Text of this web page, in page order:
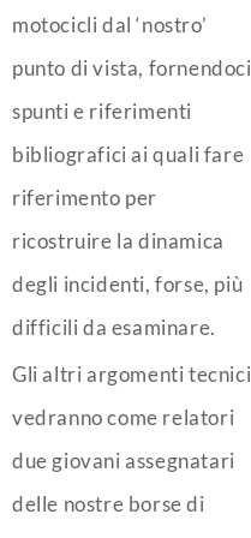
motocicli dal ‘nostro’
punto di vista, fornendoci
spunti e riferimenti
bibliografici ai quali fare
riferimento per
ricostruire la dinamica
degli incidenti, forse, più
difficili da esaminare.
Gli altri argomenti tecnici
vedranno come relatori
due giovani assegnatari
delle nostre borse di